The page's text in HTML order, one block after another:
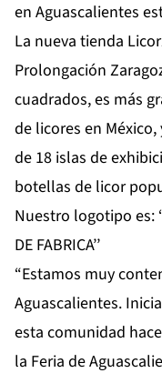
en Aguascalientes
La nueva tienda
Prolongación
cuadrados, es más
de licores en
de 18 islas de
botellas de licor
Nuestro logotipo es:
DE FABRICA’’
“Estamos muy
Aguascalientes.
esta comunidad
la Feria de